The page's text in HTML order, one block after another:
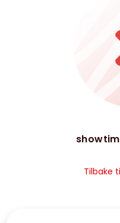
Tilbake